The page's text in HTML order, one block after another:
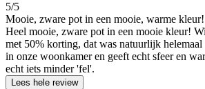
5/5
Mooie, zware pot in een mooie, warme kleur!
Heel mooie, zware pot in een mooie kleur!
met 50% korting, dat was natuurlijk
in onze woonkamer en geeft echt sfeer en
echt iets minder 'fel'.
Lees hele review